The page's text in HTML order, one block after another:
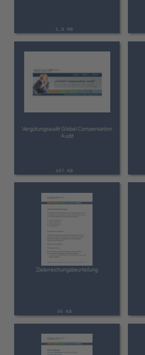
1.8 MB
Vergütungsaudit Global Compensation
Audit
197 KB
Zielerreichungsbeurteilung
95 KB